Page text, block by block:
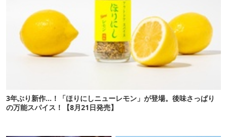
3年ぶり新作…！「ほりにしニューレモン」が登場。後味さっぱり
の万能スパイス！【8月21日発売】